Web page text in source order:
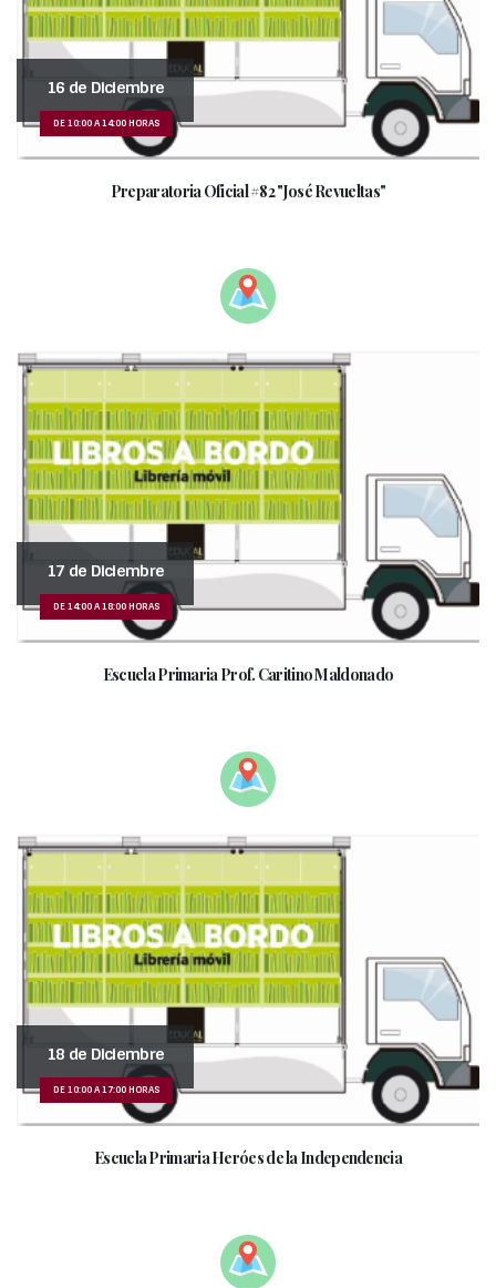
16 de Diciembre
DE 10:00 A 14:00 HORAS
Preparatoria Oficial #82 "José Revueltas"
17 de Diciembre
DE 14:00 A 18:00 HORAS
Escuela Primaria Prof. Caritino Maldonado
18 de Diciembre
DE 10:00 A 17:00 HORAS
Escuela Primaria Heróes de la Independencia